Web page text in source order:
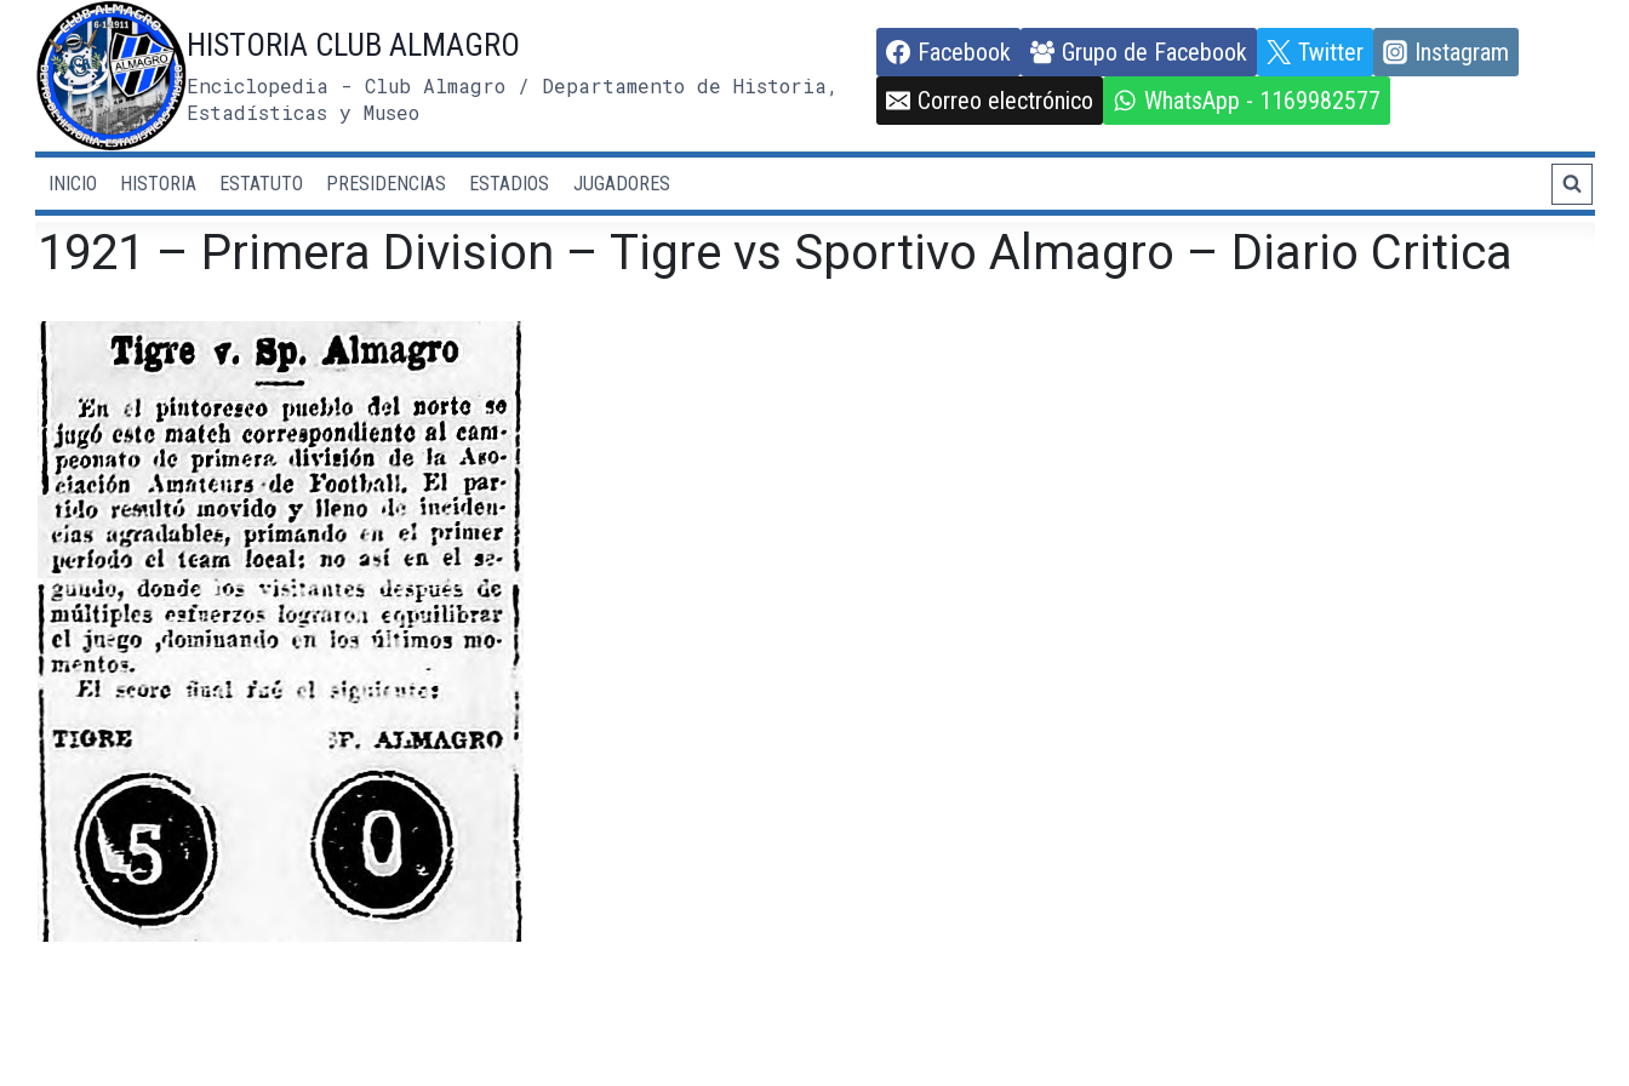
contenido
HISTORIA CLUB ALMAGRO
Enciclopedia - Club Almagro / Departamento de Historia,
Estadísticas y Museo
Facebook Grupo de Facebook Twitter
Instagram
Correo electrónico
WhatsApp - 1169982577
INICIO HISTORIA ESTATUTO PRESIDENCIAS ESTADIOS JUGADORES
1921 – Primera Division – Tigre vs Sportivo Almagro – Diario Critica